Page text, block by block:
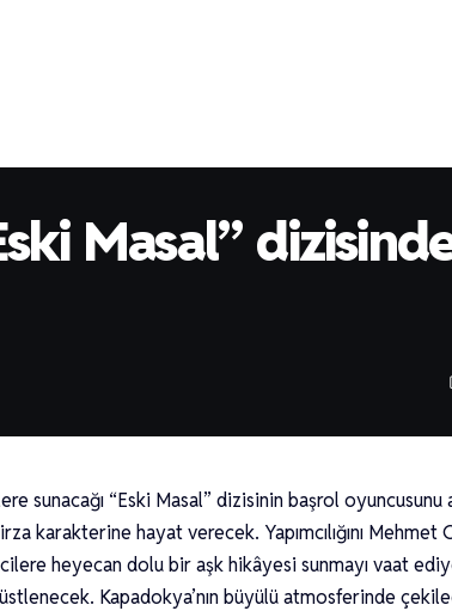
Masal”
sunacağı “Eski Masal” dizisinin başrol oyuncusunu
karakterine hayat verecek. Yapımcılığını Mehmet
heyecan dolu bir aşk hikâyesi sunmayı vaat
Kapadokya’nın büyülü atmosferinde